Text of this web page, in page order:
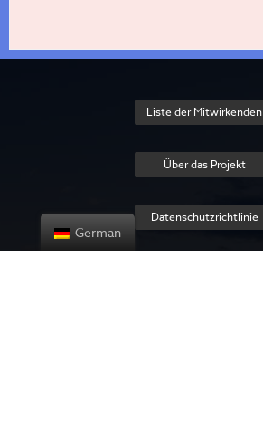
Liste der Mitwirkenden
Über das Projekt
Datenschutzrichtlinie
German